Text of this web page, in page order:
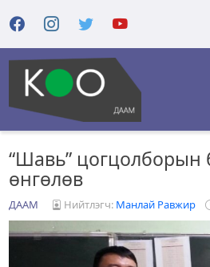
“Шавь” цогцолборын
өнгөлөв
ДААМ Нийтлэгч: Манлай Равжир